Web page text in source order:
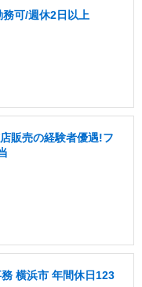
可/週休2日以上
販売の経験者優遇!フ
横浜市 年間休日123